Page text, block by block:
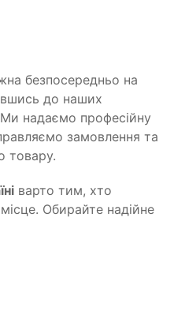
безпосередньо на
до наших
надаємо професійну
замовлення та
товару.
варто тим, хто
Обирайте надійне